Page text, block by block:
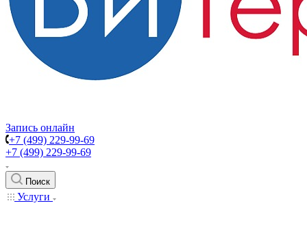
Запись онлайн
+7 (499) 229-99-69
+7 (499) 229-99-69
Поиск
Услуги